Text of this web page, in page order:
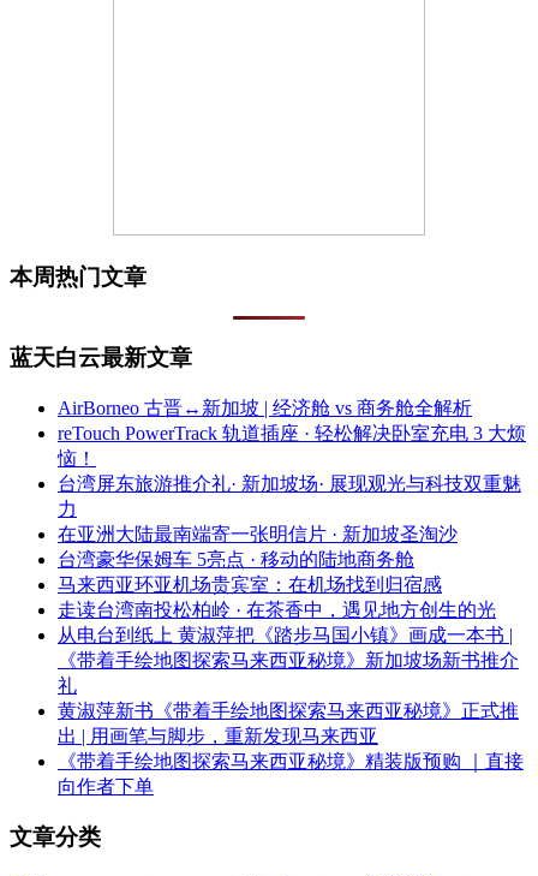
本周热门文章
蓝天白云最新文章
AirBorneo 古晋↔新加坡 | 经济舱 vs 商务舱全解析
reTouch PowerTrack 轨道插座 · 轻松解决卧室充电 3 大烦
恼！
台湾屏东旅游推介礼· 新加坡场· 展现观光与科技双重魅
力
在亚洲大陆最南端寄一张明信片 · 新加坡圣淘沙
台湾豪华保姆车 5亮点 · 移动的陆地商务舱
马来西亚环亚机场贵宾室：在机场找到归宿感
走读台湾南投松柏岭 · 在茶香中，遇见地方创生的光
从电台到纸上 黄淑萍把《踏步马国小镇》画成一本书 |
《带着手绘地图探索马来西亚秘境》新加坡场新书推介
礼
黄淑萍新书《带着手绘地图探索马来西亚秘境》正式推
出 | 用画笔与脚步，重新发现马来西亚
《带着手绘地图探索马来西亚秘境》精装版预购 ｜直接
向作者下单
文章分类